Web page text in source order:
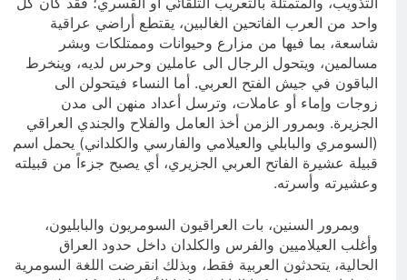
واحد من العرب الفاتحين الغالبين، يقتطع أراضي عراقية
شاسعة، بما فيها من مزارع وحيوانات وممتلكات وبشر
مسالمين، ويتحول الرجال الى عاملين وحرس لديه، وينخرط
الباقون في جيش الفتح العربي. أما النساء فيتحولن الى
زوجات وإماء أو عاملات، وترسل أعداد منهن الى مدن
الجزيرة. وبمرور الزمن أخذ العامل والفلاح والجندي العراقي
(السومري والبابلي والعيلامي والفارسي والكلداني) يحمل اسم
قبيلة عشيرة الفاتح العربي الجزيري، أي يصبح جزءاً من قبيلته
وعشيرته وأسرته.
وبمرور السنين، بات العراقيون السومريون والبابليون،
وأغلب العيلاميين والفرس والكلدان داخل حدود العراق
الحالية، يتحدثون العربية فقط، وبذلك انقرضت اللغة السومرية